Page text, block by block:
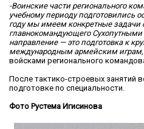
-Воинские части регионального
учебному периоду подготовились
году мы имеем конкретные задачи
главнокомандующего
направление — это подготовка к
международным армейским играм,
войсками регионального
После тактико-строевых занятий
подготовке по специальности.
Фото Рустема Игисинова